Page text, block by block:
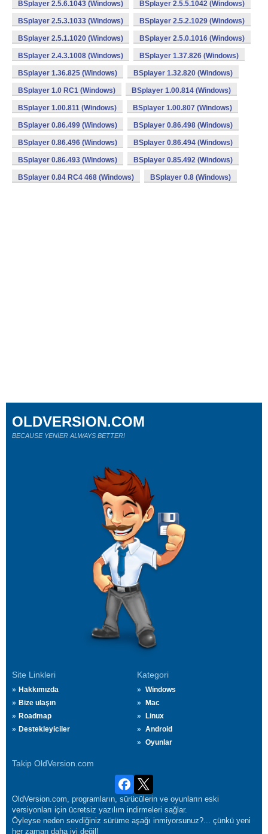
BSplayer 2.5.6.1043 (Windows) BSplayer 2.5.5.1042 (Windows)
BSplayer 2.5.3.1033 (Windows) BSplayer 2.5.2.1029 (Windows)
BSplayer 2.5.1.1020 (Windows) BSplayer 2.5.0.1016 (Windows)
BSplayer 2.4.3.1008 (Windows) BSplayer 1.37.826 (Windows)
BSplayer 1.36.825 (Windows) BSplayer 1.32.820 (Windows)
BSplayer 1.0 RC1 (Windows) BSplayer 1.00.814 (Windows)
BSplayer 1.00.811 (Windows) BSplayer 1.00.807 (Windows)
BSplayer 0.86.499 (Windows) BSplayer 0.86.498 (Windows)
BSplayer 0.86.496 (Windows) BSplayer 0.86.494 (Windows)
BSplayer 0.86.493 (Windows) BSplayer 0.85.492 (Windows)
BSplayer 0.84 RC4 468 (Windows) BSplayer 0.8 (Windows)
Site Linkleri
Hakkımızda
Bize ulaşın
Roadmap
Destekleyiciler
Kategori
Windows
Mac
Linux
Android
Oyunlar
Takip OldVersion.com
OLDVERSION.COM
BECAUSE YENİER ALWAYS BETTER!
OldVersion.com, programların, sürücülerin ve oyunların eski
versiyonları için ücretsiz yazılım indirmeleri sağlar.
Öyleyse neden sevdiğiniz sürüme aşağı inmiyorsunuz?... çünkü yeni
her zaman daha iyi değil!